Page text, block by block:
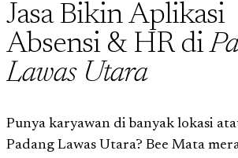
Jasa Bikin Aplikasi
Absensi & HR di
Lawas Utara
Punya karyawan di banyak lokasi
Padang Lawas Utara? Bee Mata